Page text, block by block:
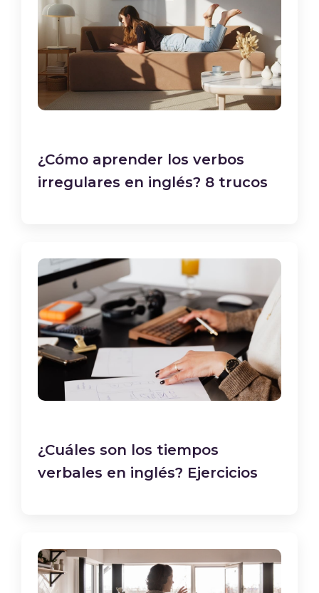
¿Cómo aprender los verbos
irregulares en inglés? 8 trucos
¿Cuáles son los tiempos
verbales en inglés? Ejercicios